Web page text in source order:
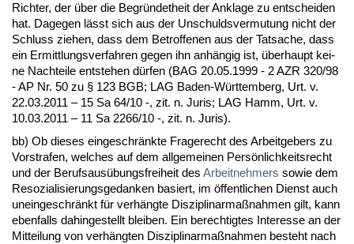
Rich­ter, der über die Be­gründet­heit der An­kla­ge zu ent­schei­den
hat. Da­ge­gen lässt sich aus der Un­schulds­ver­mu­tung nicht der
Schluss zie­hen, dass dem Be­trof­fe­nen aus der Tat­sa­che, dass
ein Er­mitt­lungs­ver­fah­ren ge­gen ihn anhängig ist, über­haupt kei­
ne Nach­tei­le ent­ste­hen dürfen (BAG 20.05.1999 - 2 AZR 320/98
- AP Nr. 50 zu § 123 BGB; LAG Ba­den-Würt­tem­berg, Urt. v.
22.03.2011 – 15 Sa 64/10 -, zit. n. Ju­ris; LAG Hamm, Urt. v.
10.03.2011 – 11 Sa 2266/10 -, zit. n. Ju­ris).
bb) Ob die­ses ein­ge­schränk­te Fra­ge­recht des Ar­beit­ge­bers zu
Vor­stra­fen, wel­ches auf dem all­ge­mei­nen Persönlich­keits­recht
und der Be­rufs­ausübungs­frei­heit des Ar­beit­neh­mers so­wie dem
Re­so­zia­li­sie­rungs­ge­dan­ken ba­siert, im öffent­li­chen Dienst auch
un­ein­ge­schränkt für verhäng­te Dis­zi­pli­nar­maßnah­men gilt, kann
eben­falls da­hin­ge­stellt blei­ben. Ein be­rech­tig­tes In­ter­es­se an der
Mit­tei­lung von verhäng­ten Dis­zi­pli­nar­maßnah­men be­steht nach